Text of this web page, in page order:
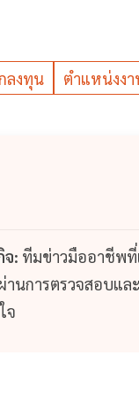
ลงทุน ตำแหน่งง
จ: ทีมข่าวมืออาชีพที่
นการตรวจสอบแ
จ